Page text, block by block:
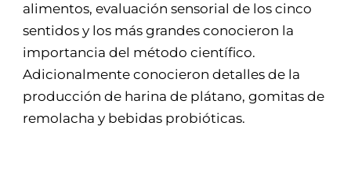
alimentos, evaluación sensorial de los cinco
sentidos y los más grandes conocieron la
importancia del método científico.
Adicionalmente conocieron detalles de la
producción de harina de plátano, gomitas de
remolacha y bebidas probióticas.